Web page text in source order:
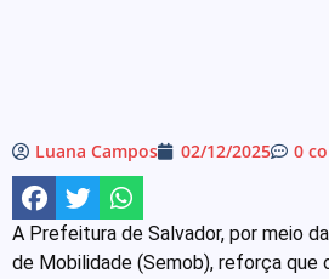
Luana Campos 02/12/2025 0
A Prefeitura de Salvador, por meio
de Mobilidade (Semob), reforça que